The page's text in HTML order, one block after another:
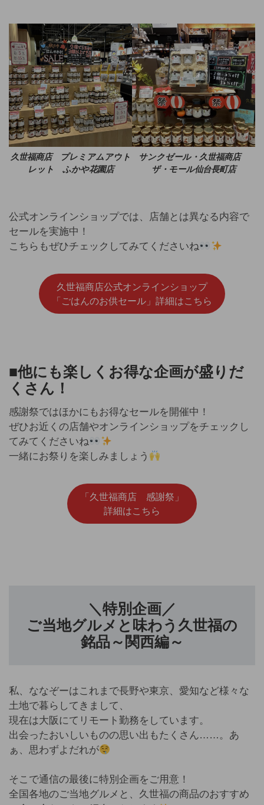
久世福商店 プレミアムアウト
レット ふかや花園店
サンクゼール・久世福商店
ザ・モール仙台長町店
公式オンラインショップでは、店舗とは異なる内容で
セールを実施中！
こちらもぜひチェックしてみてくださいね
久世福商店公式オンラインショップ
「ごはんのお供セール」詳細はこちら
■他にも楽しくお得な企画が盛りだ
くさん！
感謝祭ではほかにもお得なセールを開催中！
ぜひお近くの店舗やオンラインショップをチェックし
てみてくださいね
一緒にお祭りを楽しみましょう
「久世福商店 感謝祭」
詳細はこちら
＼特別企画／
ご当地グルメと味わう久世福の
銘品～関西編～
私、ななぞーはこれまで長野や東京、愛知など様々な
土地で暮らしてきまして、
現在は大阪にてリモート勤務をしています。
出会ったおいしいものの思い出もたくさん……。あ
ぁ、思わずよだれが
そこで通信の最後に特別企画をご用意！
全国各地のご当地グルメと、久世福の商品のおすすめ